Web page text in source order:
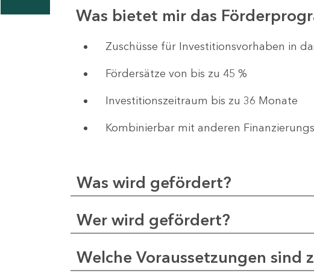
Was bietet mir das
​​​​​​Zuschüsse für Investitionsvorhaben in
Fördersätze von bis zu 45 %
Investitionszeitraum bis zu 36 Monate
Kombinierbar mit anderen
Was wird gefördert?
Wer wird gefördert?
Welche Voraussetzungen sind